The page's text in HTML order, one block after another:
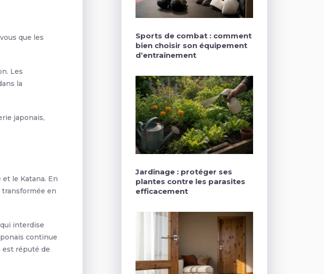
que les
Les
la
japonais,
le Katana. En
en
interdise
continue
est réputé de
Sports de combat : comment
bien choisir son équipement
d’entraînement
Jardinage : protéger ses
plantes contre les parasites
efficacement